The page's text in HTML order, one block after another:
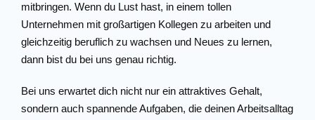
mitbringen. Wenn du Lust hast, in einem tollen
Unternehmen mit großartigen Kollegen zu arbeiten und
gleichzeitig beruflich zu wachsen und Neues zu lernen,
dann bist du bei uns genau richtig.
Bei uns erwartet dich nicht nur ein attraktives Gehalt,
sondern auch spannende Aufgaben, die deinen Arbeitsalltag